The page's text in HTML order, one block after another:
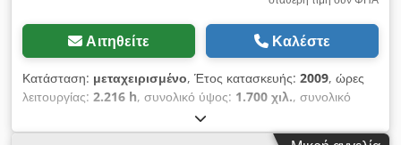
Αιτηθείτε Καλέστε
Κατάσταση: μεταχειρισμένο, Έτος κατασκευής: 2009, ώρες
λειτουργίας: 2.216 h, συνολικό ύψος: 1.700 χιλ., συνολικό
, συνολικό πλάτος:
kg - Machine available from: 2026-01-19 - Year of